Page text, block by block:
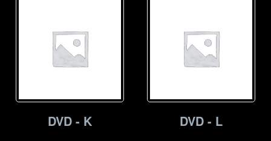
DVD - K DVD - L